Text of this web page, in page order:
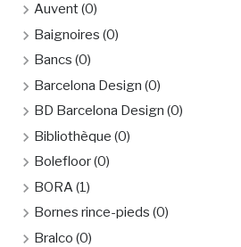
Auvent(0)
Baignoires (0)
Bancs (0)
Barcelona Design (0)
BD Barcelona Design (0)
Bibliothèque (0)
Bolefloor(0)
BORA (1)
Bornes rince-pieds (0)
Bralco (0)